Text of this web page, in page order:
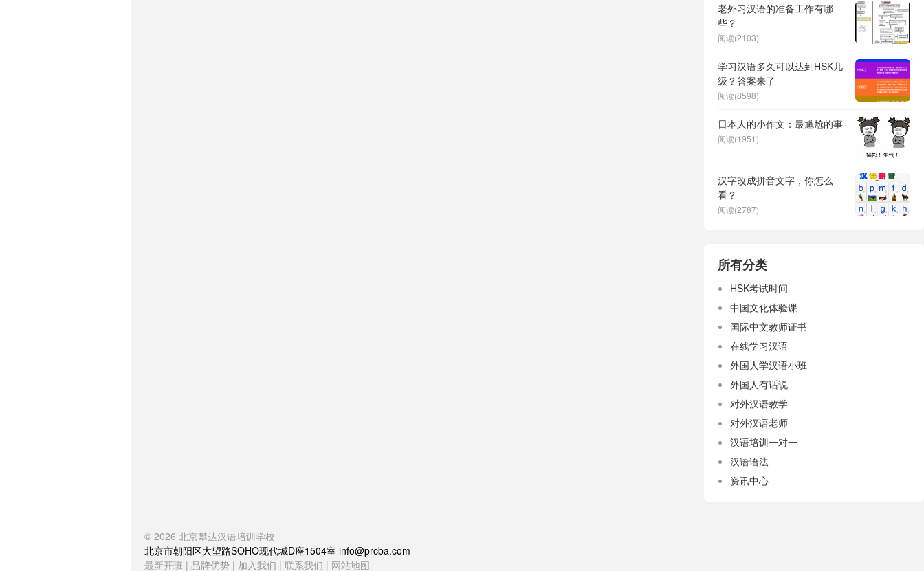
老外习汉语的准备工作有哪
些？
阅读(2103)
学习汉语多久可以达到HSK几
级？答案来了
阅读(8598)
日本人的小作文：最尴尬的事
阅读(1951)
汉字改成拼音文字，你怎么
看？
阅读(2787)
所有分类
HSK考试时间
中国文化体验课
国际中文教师证书
在线学习汉语
外国人学汉语小班
外国人有话说
对外汉语教学
对外汉语老师
汉语培训一对一
汉语语法
资讯中心
© 2026 北京攀达汉语培训学校
北京市朝阳区大望路SOHO现代城D座1504室 info@prcba.com
最新开班 | 品牌优势 | 加入我们 | 联系我们 | 网站地图